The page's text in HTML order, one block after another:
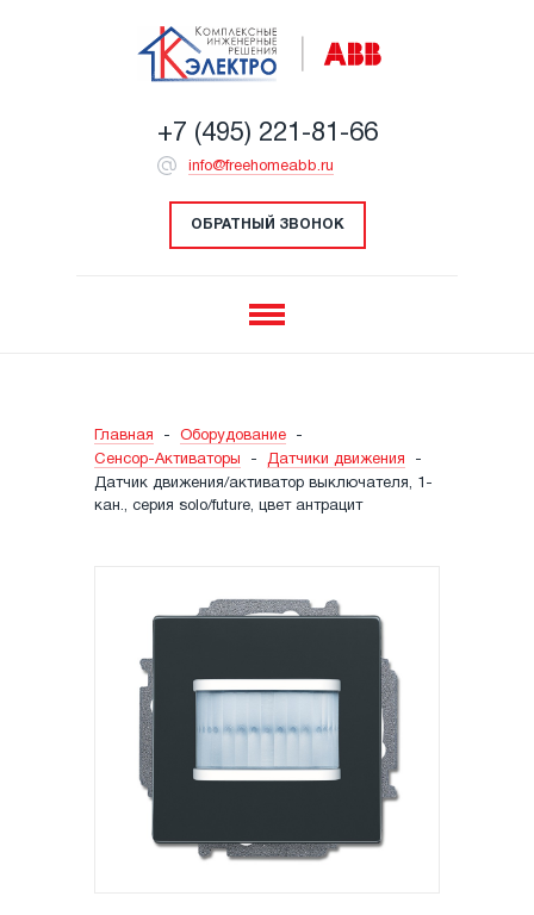
+7 (495) 221-81-66
info@freehomeabb.ru
ОБРАТНЫЙ ЗВОНОК
Главная - Оборудование
-
Сенсор-Активаторы
- Датчики движения
-
Датчик движения/активатор выключателя, 1-
кан., серия solo/future, цвет антрацит